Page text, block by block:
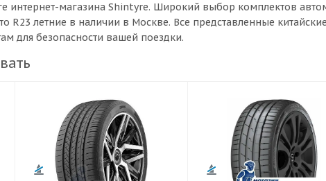
интернет-магазина Shintyre. Широкий выбор комплектов
R23 летние в наличии в Москве. Все представленные
для безопасности вашей поездки.